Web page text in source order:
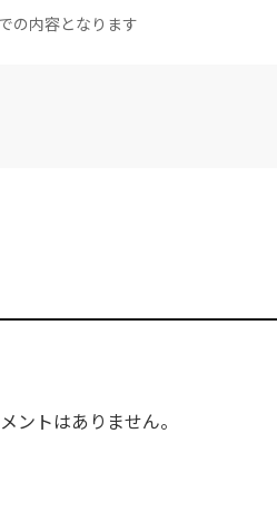
の内容となります
ントはありません。